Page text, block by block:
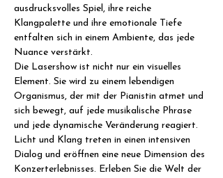
ausdrucksvolles Spiel, ihre reiche
Klangpalette und ihre emotionale Tiefe
entfalten sich in einem Ambiente, das jede
Nuance verstärkt.
Die Lasershow ist nicht nur ein visuelles
Element. Sie wird zu einem lebendigen
Organismus, der mit der Pianistin atmet und
sich bewegt, auf jede musikalische Phrase
und jede dynamische Veränderung reagiert.
Licht und Klang treten in einen intensiven
Dialog und eröffnen eine neue Dimension des
Konzerterlebnisses. Erleben Sie die Welt der